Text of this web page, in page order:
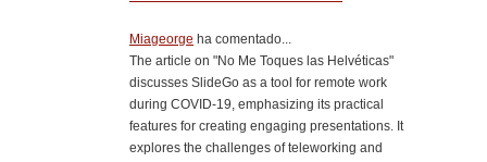
Miageorge ha comentado...
The article on "No Me Toques las Helvéticas"
discusses SlideGo as a tool for remote work
during COVID-19, emphasizing its practical
features for creating engaging presentations. It
explores the challenges of teleworking and